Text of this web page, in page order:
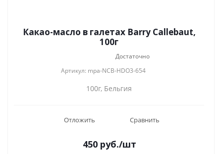
Какао-масло в галетах Barry Callebaut,
100г
Достаточно
Артикул: mpa-NCB-HDO3-654
100г, Бельгия
Отложить Сравнить
450руб./шт